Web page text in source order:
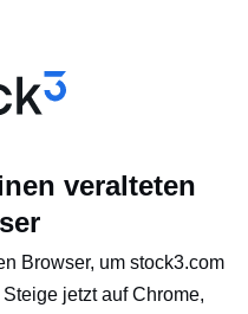
veralteten
Browser, um stock3.com
jetzt auf Chrome,